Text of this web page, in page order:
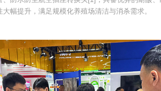
幅提升，满足规模化养殖场清洁与消杀需求。